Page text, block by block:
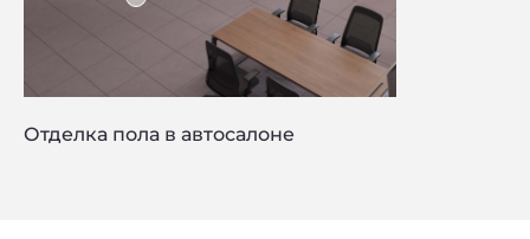
Отделка пола в автосалоне